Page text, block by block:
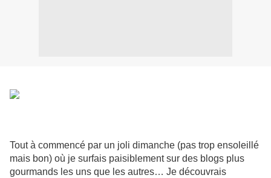
Tout à commencé par un joli dimanche (pas trop ensoleillé
mais bon) où je surfais paisiblement sur des blogs plus
gourmands les uns que les autres… Je découvrais